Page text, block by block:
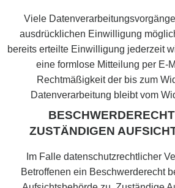
Viele
ausdrücklichen Einwilligung
bereits erteilte Einwilligung jederzeit
eine formlose Mitteilung per E-
Rechtmäßigkeit der bis zum
Datenverarbeitung bleibt vom
ZUSTÄNDIGEN
Im Falle datenschutzrechtlicher
Betroffenen ein Beschwerderecht